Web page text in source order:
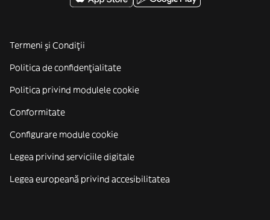
Termeni și Condiții
Politica de confidenţialitate
Politica privind modulele cookie
Conformitate
Configurare module cookie
Legea privind serviciile digitale
Legea europeană privind accesibilitatea